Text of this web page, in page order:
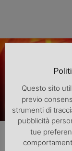
EVENTI
Ricette di
Questo sito
previo
strumenti di
pubblicità
tue